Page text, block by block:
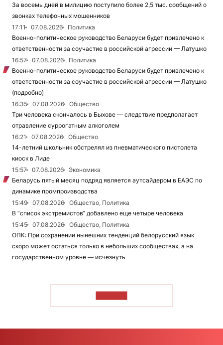
За восемь дней в милицию поступило более 2,5 тыс. сообщений о
звонках телефонных мошенников
17:11
07.08.2026
Политика
Военно-политическое руководство Беларуси будет привлечено к
ответственности за соучастие в российской агрессии — Латушко
16:57
07.08.2026
Политика
Военно-политическое руководство Беларуси будет привлечено к
ответственности за соучастие в российской агрессии — Латушко
(подробно)
16:35
07.08.2026
Общество
Три человека скончалось в Быхове — следствие предполагает
отравление суррогатным алкоголем
16:21
07.08.2026
Общество
14-летний школьник обстрелял из пневматического пистолета
киоск в Лиде
15:57
07.08.2026
Экономика
Беларусь пятый месяц подряд является аутсайдером в ЕАЭС по
динамике промпроизводства
15:49
07.08.2026
Общество, Политика
В “список экстремистов“ добавлено еще четыре человека
15:45
07.08.2026
Общество, Политика
ОПК: При сохранении нынешних тенденций белорусский язык
скоро может остаться только в небольших сообществах, а на
государственном уровне — исчезнуть